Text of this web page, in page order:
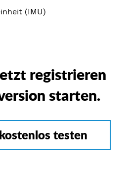
(IMU)
registrieren
starten.
testen